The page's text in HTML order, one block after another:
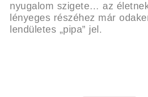
nyugalom szigete… az
lényeges részéhez már
lendületes „pipa” jel.